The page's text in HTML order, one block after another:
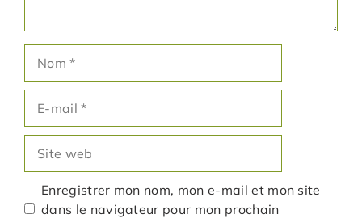
mail
web
Enregistrer mon nom, mon e-mail et mon site
dans le navigateur pour mon prochain